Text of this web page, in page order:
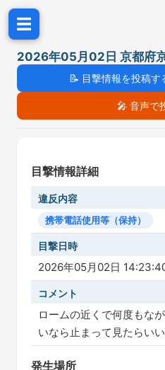
☰
2026年05月02日 京都府
📝 目撃情報を投稿す
🎤 音声で
目撃情報詳細
違反内容
携帯電話使用等（保持）
目撃日時
2026年05月02日
コメント
ロームの近くで何度もな
いなら止まって見たらいい
発生場所